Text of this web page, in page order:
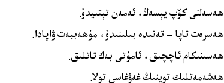
ھەسەلنى كۆپ يېسەڭ، ئەمەن تېتىيدۇ.
ھەسرەت تاپا – تەنىدە بىلىنىدۇ، مۇھەببەت ۋاپادا.
ھەسىنىكام ئاچچىق، ئامۇتى بەك تاتلىق.
ھەشەمەتلىك توينىڭ غەۋغاسى تولا.